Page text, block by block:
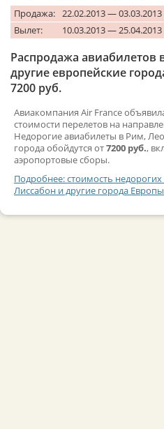
Продажа: 22.02.2013 — 03.03.2013
Вылет:
10.03.2013 — 25.04.2013
Распродажа авиабилетов
другие европейские
7200 руб.
Авиакомпания Air France
стоимости перелетов на
Недорогие авиабилеты в Рим,
города обойдутся от7200 руб.,
аэропортовые сборы.
Подробнее: стоимость недорогих
Лиссабон и другие города Европы